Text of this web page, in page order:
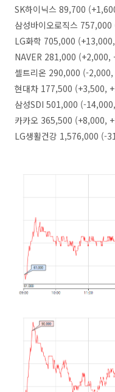
SK하이닉스 89,700
삼성바이오로직스
LG화학 705,000
NAVER 281,000 (+2,000,
셀트리온 290,000 (-
현대차 177,500 (+3,500,
삼성SDI 501,000 (-
카카오 365,500 (+8,000,
LG생활건강 1,576,000 (-